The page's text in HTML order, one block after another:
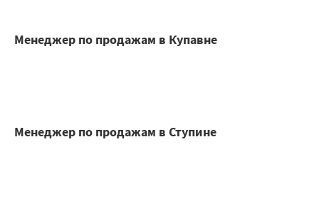
Менеджер по продажам в Купавне
Менеджер по продажам в Ступине